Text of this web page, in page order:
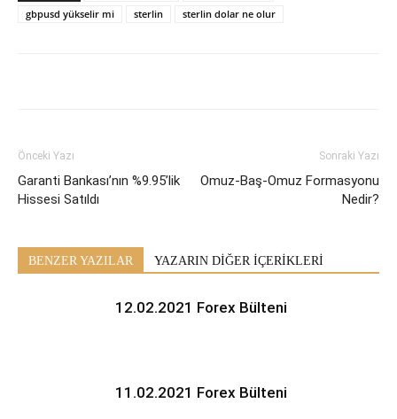
gbpusd yükselir mi
sterlin sterlin dolar ne olur
Önceki Yazı
Garanti Bankası’nın %9.95’lik
Hissesi Satıldı
Sonraki Yazı
Omuz-Baş-Omuz Formasyonu
Nedir?
BENZER YAZILAR YAZARIN DİĞER İÇERİKLERİ
12.02.2021 Forex Bülteni
11.02.2021 Forex Bülteni